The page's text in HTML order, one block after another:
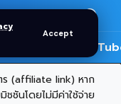
Accept
🎬
(affiliate link) หาก
ชชันโดยไม่มีค่าใช้จ่าย